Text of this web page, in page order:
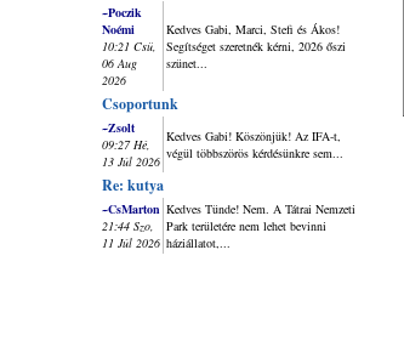
~Poczik
Noémi
10:21 Csü,
06 Aug
2026
Kedves Gabi, Marci, Stefi és Ákos!
Segítséget szeretnék kérni, 2026 őszi
szünet...
Csoportunk
~Zsolt
09:27 Hé,
13 Júl 2026
Kedves Gabi! Köszönjük! Az IFA-t,
végül többszörös kérdésünkre sem...
Re: kutya
~CsMarton
21:44 Szo,
11 Júl 2026
Kedves Tünde! Nem. A Tátrai Nemzeti
Park területére nem lehet bevinni
háziállatot,...